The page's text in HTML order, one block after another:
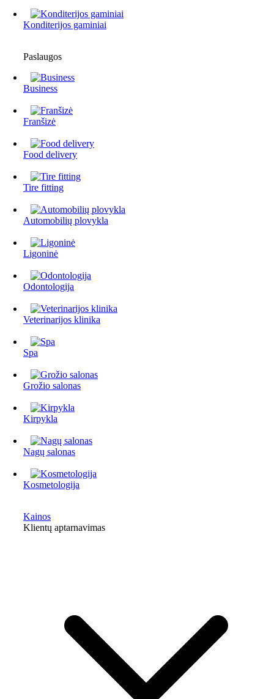
Konditerijos gaminiai
Paslaugos
Business
Franšizė
Food delivery
Tire fitting
Automobilių plovykla
Ligoninė
Odontologija
Veterinarijos klinika
Spa
Grožio salonas
Kirpykla
Nagų salonas
Kosmetologija
Kainos
Klientų aptarnavimas